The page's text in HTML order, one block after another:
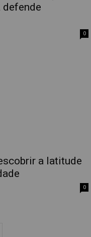
defende
0
a latitude
0